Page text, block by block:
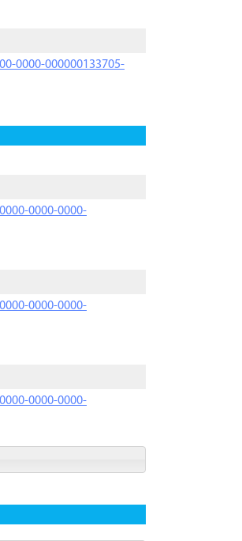
0000-000000133705-
0000-0000-
0000-0000-
0000-0000-